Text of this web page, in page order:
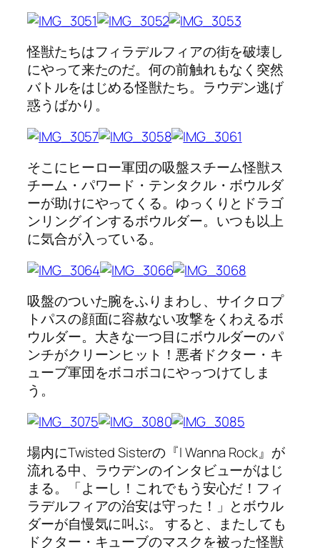
怪獣たちはフィラデルフィアの街を破壊し
にやって来たのだ。何の前触れもなく突然
バトルをはじめる怪獣たち。ラウデン逃げ
惑うばかり。
そこにヒーロー軍団の吸盤スチーム怪獣ス
チーム・パワード・テンタクル・ボウルダ
ーが助けにやってくる。ゆっくりとドラゴ
ンリングインするボウルダー。いつも以上
に気合が入っている。
吸盤のついた腕をふりまわし、サイクロプ
トパスの顔面に容赦ない攻撃をくわえるボ
ウルダー。大きな一つ目にボウルダーのパ
ンチがクリーンヒット！悪者ドクター・キ
ューブ軍団をボコボコにやっつけてしま
う。
場内にTwisted Sisterの『I Wanna Rock』が
流れる中、ラウデンのインタビューがはじ
まる。「よーし！これでもう安心だ！フィ
ラデルフィアの治安は守った！」とボウル
ダーが自慢気に叫ぶ。 すると、またしても
ドクター・キューブのマスクを被った怪獣